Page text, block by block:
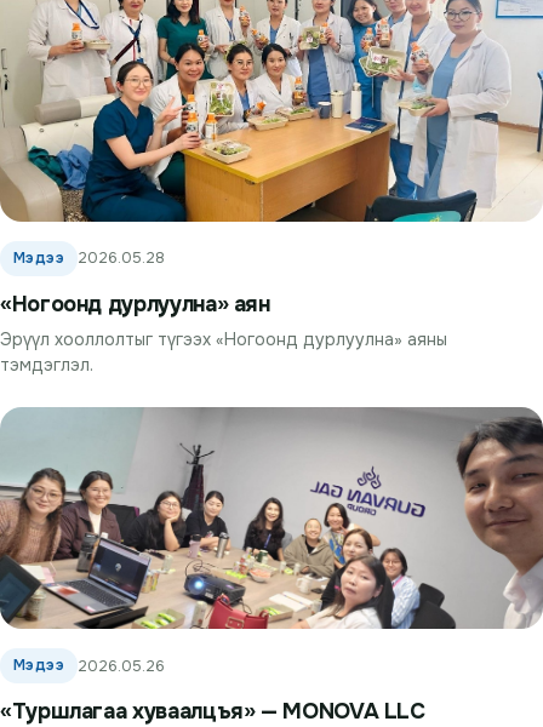
Мэдээ 2026.05.28
«Ногоонд дурлуулна» аян
Эрүүл хооллолтыг түгээх «Ногоонд дурлуулна» аяны
тэмдэглэл.
Мэдээ 2026.05.26
«Туршлагаа хуваалцъя» — MONOVA LLC